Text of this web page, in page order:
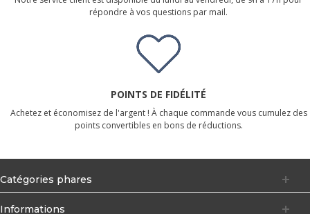
répondre à vos questions par mail.
POINTS DE FIDÉLITÉ
Achetez et économisez de l'argent ! À chaque commande vous cumulez des
points convertibles en bons de réductions.
Catégories phares
Informations